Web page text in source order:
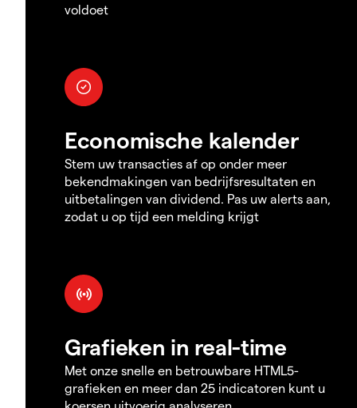
voldoet
Economische kalender
Stem uw transacties af op onder meer
bekendmakingen van bedrijfsresultaten en
uitbetalingen van dividend. Pas uw alerts aan,
zodat u op tijd een melding krijgt
Grafieken in real-time
Met onze snelle en betrouwbare HTML5-
grafieken en meer dan 25 indicatoren kunt u
koersen uitvoerig analyseren